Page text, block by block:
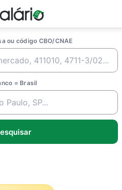
ou código CBO/CNAE
= Brasil